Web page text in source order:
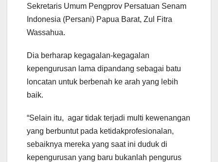
Sekretaris Umum Pengprov Persatuan Senam
Indonesia (Persani) Papua Barat, Zul Fitra
Wassahua.
Dia berharap kegagalan-kegagalan
kepengurusan lama dipandang sebagai batu
loncatan untuk berbenah ke arah yang lebih
baik.
“Selain itu, agar tidak terjadi multi kewenangan
yang berbuntut pada ketidakprofesionalan,
sebaiknya mereka yang saat ini duduk di
kepengurusan yang baru bukanlah pengurus